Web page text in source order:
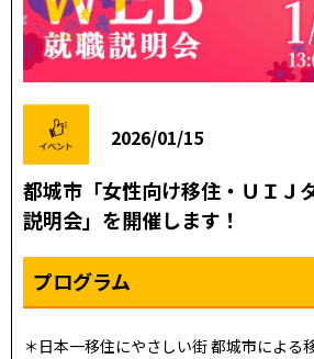
2026/01/15
都城市「女性向け移住・ＵＩＪ
説明会」を開催します！
プログラム
＊日本一移住にやさしい街 都城市による